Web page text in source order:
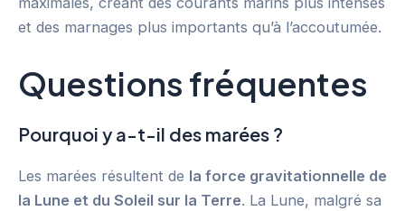
et des marnages plus importants qu’à l’accoutumée.
Questions fréquentes
Pourquoi y a-t-il des marées ?
Les marées résultent de la force gravitationnelle de
la Lune et du Soleil sur la Terre. La Lune, malgré sa